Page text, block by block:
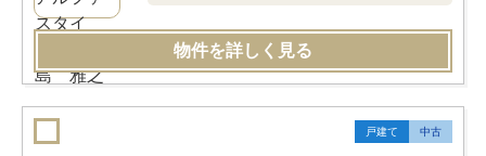
物件を詳しく見る
戸建て 中古